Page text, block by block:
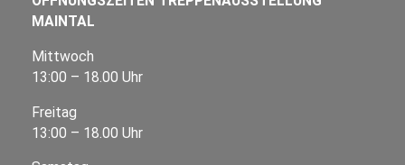
MAINTAL
Mittwoch
13:00 – 18.00 Uhr
Freitag
13:00 – 18.00 Uhr